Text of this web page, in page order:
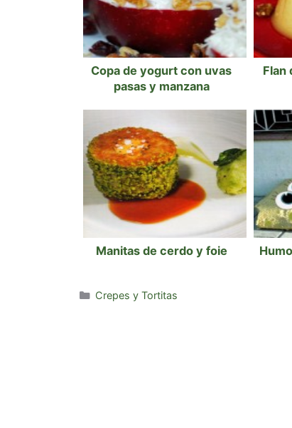
Copa de yogurt con uvas
pasas y manzana
Flan
Manitas de cerdo y foie
Categorías
Crepes y Tortitas